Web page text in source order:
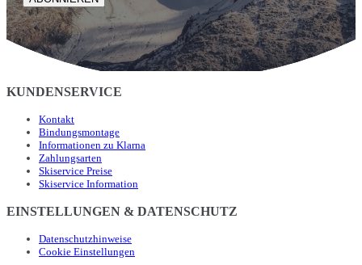
KUNDENSERVICE
Kontakt
Bindungsmontage
Informationen zu Klarna
Zahlungsarten
Skiservice Preise
Skiservice Information
EINSTELLUNGEN & DATENSCHUTZ
Datenschutzhinweise
Cookie Einstellungen